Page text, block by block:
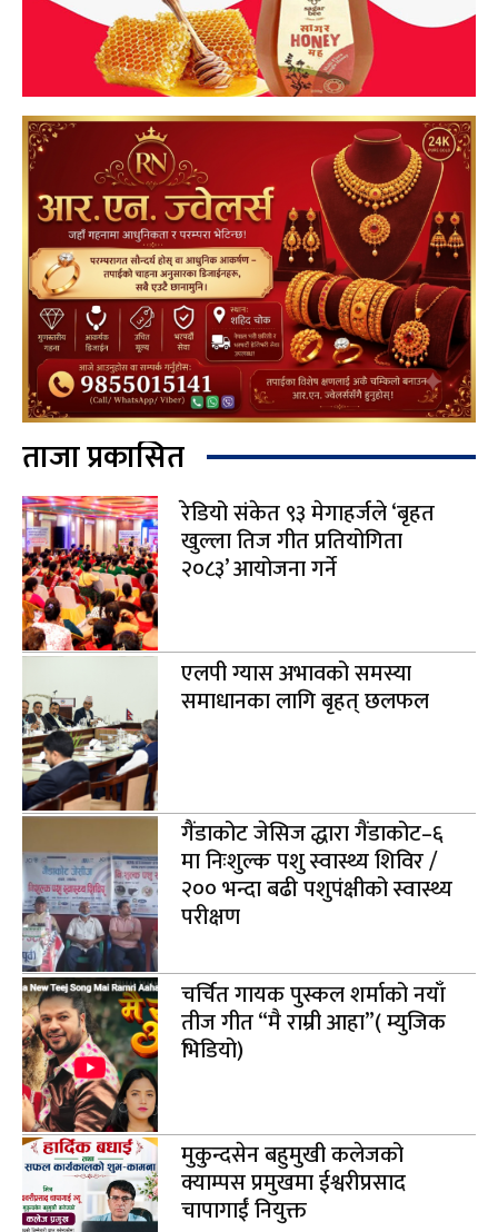
ताजा प्रकासित
रेडियो संकेत ९३ मेगाहर्जले ‘बृहत
खुल्ला तिज गीत प्रतियोगिता
२०८३’ आयोजना गर्ने
एलपी ग्यास अभावको समस्या
समाधानका लागि बृहत् छलफल
गैंडाकोट जेसिज द्धारा गैंडाकोट–६
मा निःशुल्क पशु स्वास्थ्य शिविर /
२०० भन्दा बढी पशुपंक्षीको स्वास्थ्य
परीक्षण
चर्चित गायक पुस्कल शर्माको नयाँ
तीज गीत “मै राम्री आहा”( म्युजिक
भिडियो)
मुकुन्दसेन बहुमुखी कलेजको
क्याम्पस प्रमुखमा ईश्वरीप्रसाद
चापागाईं नियुक्त